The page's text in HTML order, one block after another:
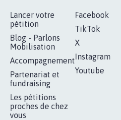
Lancer votre
pétition
Blog - Parlons
Mobilisation
Accompagnement
Partenariat et
fundraising
Les pétitions
proches de chez
vous
Facebook
TikTok
X
Instagram
Youtube